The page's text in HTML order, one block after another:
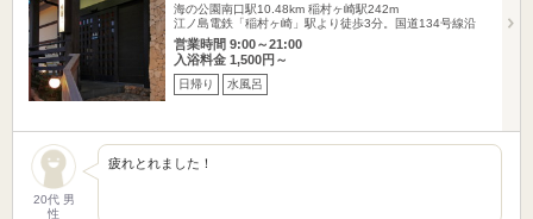
海の公園南口駅10.48km 稲村ヶ崎駅242m
江ノ島電鉄「稲村ヶ崎」駅より徒歩3分。国道134号線沿
営業時間 9:00～21:00
入浴料金 1,500円～
日帰り 水風呂
20代 男
性
疲れとれました！